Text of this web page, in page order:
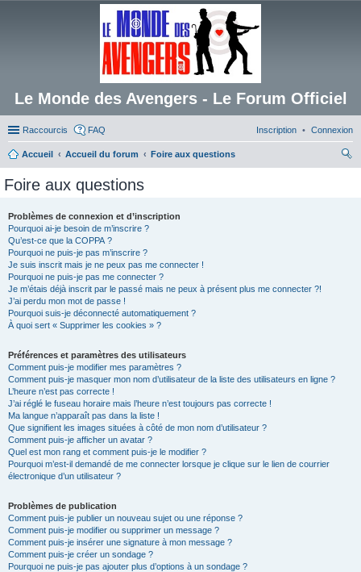
Le Monde des Avengers - Le Forum Officiel
Raccourcis FAQ Connexion
Inscription
Accueil Accueil du forum
Foire aux questions
Foire aux questions
Problèmes de connexion et d’inscription
Pourquoi ai-je besoin de m’inscrire ?
Qu’est-ce que la COPPA ?
Pourquoi ne puis-je pas m’inscrire ?
Je suis inscrit mais je ne peux pas me connecter !
Pourquoi ne puis-je pas me connecter ?
Je m’étais déjà inscrit par le passé mais ne peux à présent plus me connecter ?!
J’ai perdu mon mot de passe !
Pourquoi suis-je déconnecté automatiquement ?
À quoi sert « Supprimer les cookies » ?
Préférences et paramètres des utilisateurs
Comment puis-je modifier mes paramètres ?
Comment puis-je masquer mon nom d’utilisateur de la liste des utilisateurs en ligne ?
L’heure n’est pas correcte !
J’ai réglé le fuseau horaire mais l’heure n’est toujours pas correcte !
Ma langue n’apparaît pas dans la liste !
Que signifient les images situées à côté de mon nom d’utilisateur ?
Comment puis-je afficher un avatar ?
Quel est mon rang et comment puis-je le modifier ?
Pourquoi m’est-il demandé de me connecter lorsque je clique sur le lien de courrier
électronique d’un utilisateur ?
Problèmes de publication
Comment puis-je publier un nouveau sujet ou une réponse ?
Comment puis-je modifier ou supprimer un message ?
Comment puis-je insérer une signature à mon message ?
Comment puis-je créer un sondage ?
Pourquoi ne puis-je pas ajouter plus d’options à un sondage ?